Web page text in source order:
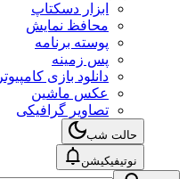
ابزار دسکتاپ
محافظ نمایش
پوسته برنامه
پس زمینه
دانلود بازی کامپیوتر
عکس ماشین
تصاویر گرافیکی
حالت شب
نوتیفیکیشن